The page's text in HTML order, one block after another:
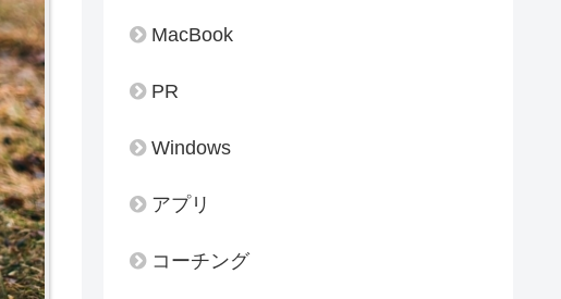
MacBook
PR
Windows
アプリ
コーチング